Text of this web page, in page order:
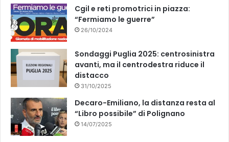
k
Cgil e reti promotrici in piazza:
“Fermiamo le guerre”
26/10/2024
Sondaggi Puglia 2025: centrosinistra
avanti, ma il centrodestra riduce il
distacco
31/10/2025
Decaro-Emiliano, la distanza resta al
“Libro possibile” di Polignano
14/07/2025